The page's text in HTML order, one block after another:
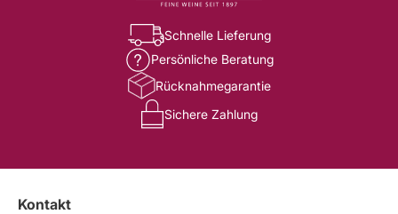
Schnelle Lieferung
Persönliche Beratung
Rücknahmegarantie
Sichere Zahlung
Kontakt